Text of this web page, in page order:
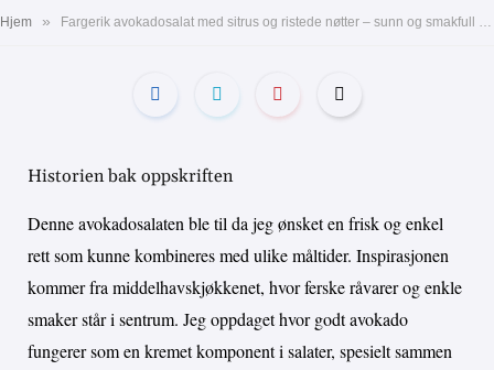
Hjem »
Historien bak oppskriften
Denne avokadosalaten ble til da jeg ønsket en frisk og enkel
rett som kunne kombineres med ulike måltider. Inspirasjonen
kommer fra middelhavskjøkkenet, hvor ferske råvarer og enkle
smaker står i sentrum. Jeg oppdaget hvor godt avokado
fungerer som en kremet komponent i salater, spesielt sammen